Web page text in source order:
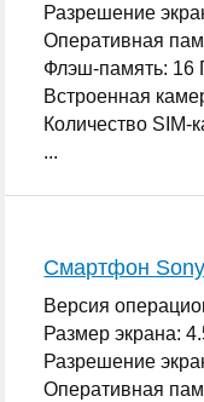
Разрешение
Оперативная
Флэш-память: 16
Встроенная
Количество SIM-
...
Смартфон
Версия
Размер экрана:
Разрешение
Оперативная